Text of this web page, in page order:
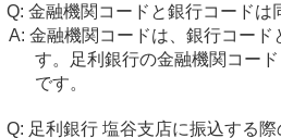
金融機関コードと銀行コードは
金融機関コードは、銀行コード
す。足利銀行の金融機関コー
です。
足利銀行 塩谷支店に振込する際